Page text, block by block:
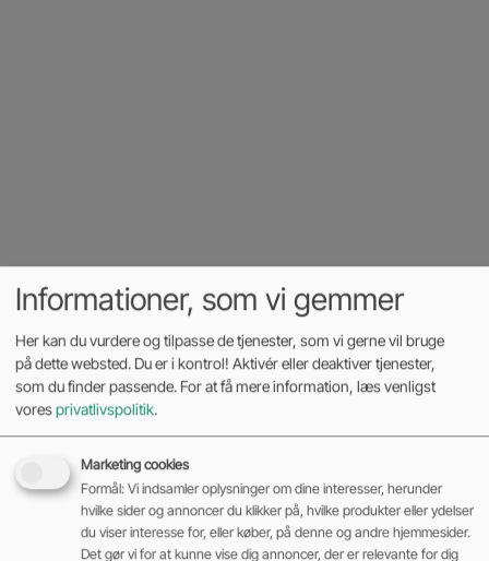
NYHED
Optimer din gaffeltrucks
ydeevne med regelmæssige
olieskift
Læs mere
Informationer, som vi gemmer
Her kan du vurdere og tilpasse de tjenester, som vi gerne vil bruge
på dette websted. Du er i kontrol! Aktivér eller deaktiver tjenester,
som du finder passende. For at få mere information, læs venligst
voresprivatlivspolitik.
Marketing cookies
Formål: Vi indsamler oplysninger om dine interesser, herunder
hvilke sider og annoncer du klikker på, hvilke produkter eller ydelser
du viser interesse for, eller køber, på denne og andre hjemmesider.
Det gør vi for at kunne vise dig annoncer, der er relevante for dig